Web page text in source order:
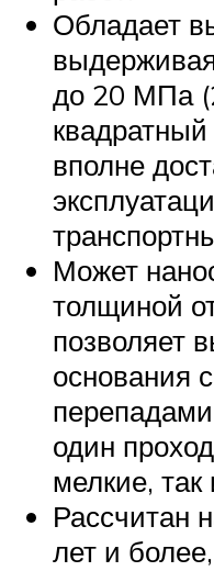
Обладает
до 20 МПа
вполне
Может
толщиной
позволяет
основания
один
мелкие,
Рассчитан
лет и